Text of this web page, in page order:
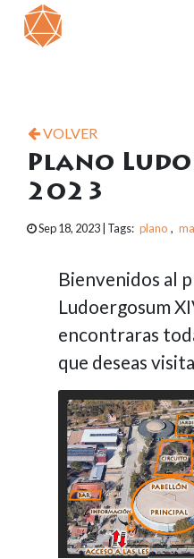
VOLVER
Plano
2023
Sep 18, 2023 | Tags: plano ,
Bienvenidos al
Ludoergosum
encontraras
que deseas